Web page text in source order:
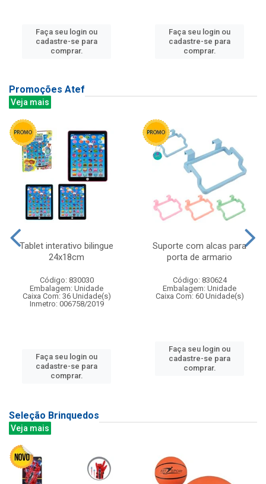
Faça seu login ou
cadastre-se para
comprar.
Faça seu login ou
cadastre-se para
comprar.
Promoções Atef
Veja mais
Tablet interativo bilingue
24x18cm
Código: 830030
Embalagem: Unidade
Caixa Com: 36 Unidade(s)
Inmetro: 006758/2019
Faça seu login ou
cadastre-se para
comprar.
Suporte com alcas para
porta de armario
Código: 830624
Embalagem: Unidade
Caixa Com: 60 Unidade(s)
Faça seu login ou
cadastre-se para
comprar.
Seleção Brinquedos
Veja mais